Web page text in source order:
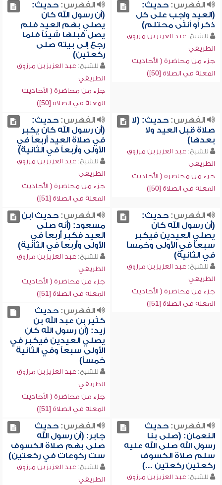
الفهرس:حديث:
(العيد واجب على كل
ذكر أو أنثى محتلم)
للشيخ: عبد العزيز بن مرزوق
الطريفي
جزء من محاضرة ( الأحاديث
المعلة في الصلاة [50])
الفهرس:حديث:
(أن رسول الله كان
يصلي بهم العيد فلم
يصل قبلها شيئاً فلما
رجع إلى بيته صلى
ركعتين)
للشيخ: عبد العزيز بن مرزوق
الطريفي
جزء من محاضرة ( الأحاديث
المعلة في الصلاة [50])
الفهرس:حديث: (لا
صلاة قبل العيد ولا
بعدها)
للشيخ: عبد العزيز بن مرزوق
الطريفي
جزء من محاضرة ( الأحاديث
المعلة في الصلاة [50])
الفهرس:حديث:
(أن رسول الله كان يكبر
في صلاة العيد أربعاً في
الأولى وأربعاً في الثانية)
للشيخ: عبد العزيز بن مرزوق
الطريفي
جزء من محاضرة ( الأحاديث
المعلة في الصلاة [51])
الفهرس:حديث:
(أن رسول الله كان
يصلي العيدين فيكبر
سبعاً في الأولى وخمساً
في الثانية)
للشيخ: عبد العزيز بن مرزوق
الطريفي
جزء من محاضرة ( الأحاديث
المعلة في الصلاة [51])
الفهرس:حديث ابن
مسعود: (أنه صلى
العيد فكبر أربعاً في
الأولى وأربعاً في الثانية)
للشيخ: عبد العزيز بن مرزوق
الطريفي
جزء من محاضرة ( الأحاديث
المعلة في الصلاة [51])
الفهرس:حديث
كثير بن عبد الله بن
زيد: (أن رسول الله كان
يصلي العيدين فيكبر في
الأولى سبعاً وفي الثانية
خمساً)
للشيخ: عبد العزيز بن مرزوق
الطريفي
جزء من محاضرة ( الأحاديث
المعلة في الصلاة [51])
الفهرس:حديث
النعمان: (صلى بنا
رسول الله صلى الله عليه
سلم صلاة الكسوف
ركعتين ركعتين ...)
للشيخ: عبد العزيز بن مرزوق
الفهرس:حديث
جابر: (أن رسول الله
صلى بهم صلاة الكسوف
ست ركوعات في ركعتين)
للشيخ: عبد العزيز بن مرزوق
الطريفي